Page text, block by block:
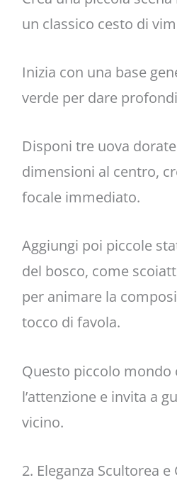
un classico cesto di
Inizia con una base
verde per dare
Disponi tre uova
dimensioni al centro,
focale immediato.
Aggiungi poi piccole
del bosco, come
per animare la
tocco di favola.
Questo piccolo mondo
l’attenzione e invita a
vicino.
2. Eleganza Scultorea